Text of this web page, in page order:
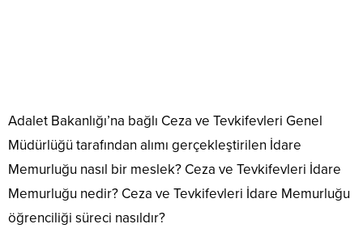
Adalet Bakanlığı’na bağlı Ceza ve Tevkifevleri Genel
Müdürlüğü tarafından alımı gerçekleştirilen İdare
Memurluğu nasıl bir meslek? Ceza ve Tevkifevleri İdare
Memurluğu nedir? Ceza ve Tevkifevleri İdare Memurluğu
öğrenciliği süreci nasıldır?